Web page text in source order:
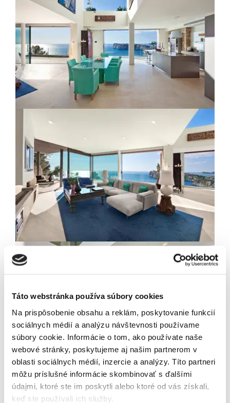
Táto webstránka používa súbory cookies
Na prispôsobenie obsahu a reklám, poskytovanie funkcií
sociálnych médií a analýzu návštevnosti používame
súbory cookie. Informácie o tom, ako používate naše
webové stránky, poskytujeme aj našim partnerom v
oblasti sociálnych médií, inzercie a analýzy. Títo partneri
môžu príslušné informácie skombinovať s ďalšími
údajmi, ktoré ste im poskytli alebo ktoré od vás získali,
keď ste používali ich služby.
sveta realít.
Odoslaním tohto formulára súhlasíte so
spracúvaním osobných údajov.